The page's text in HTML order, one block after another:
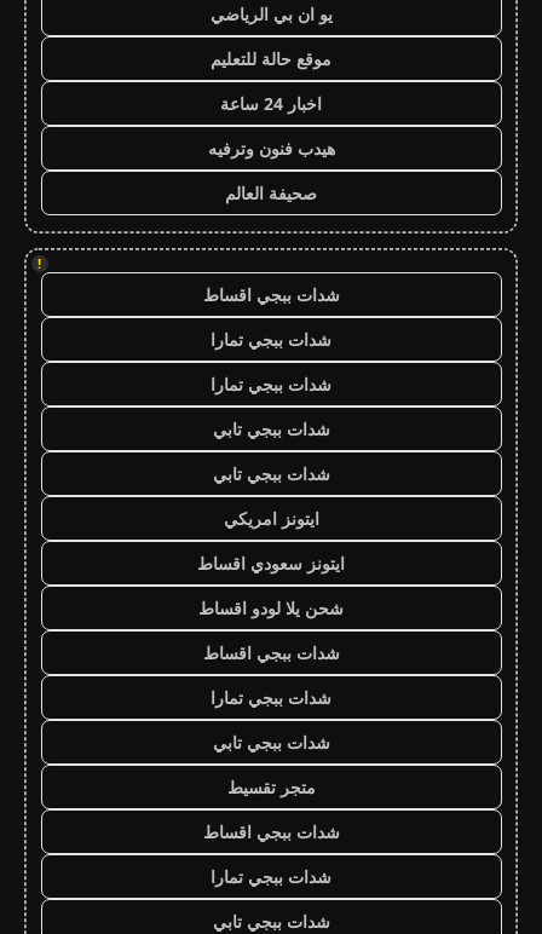
يو ان بي الرياضي
موقع حالة للتعليم
اخبار 24 ساعة
هيدب فنون وترفيه
صحيفة العالم
!
شدات ببجي اقساط
شدات ببجي تمارا
شدات ببجي تمارا
شدات ببجي تابي
شدات ببجي تابي
ايتونز امريكي
ايتونز سعودي اقساط
شحن يلا لودو اقساط
شدات ببجي اقساط
شدات ببجي تمارا
شدات ببجي تابي
متجر تقسيط
شدات ببجي اقساط
شدات ببجي تمارا
شدات ببجي تابي